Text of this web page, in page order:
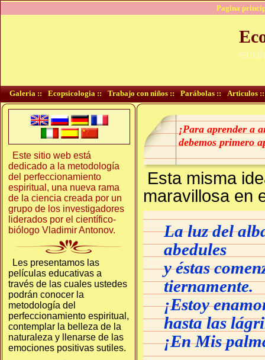
Pagina
Galeria :: Ecopsicologia :: Trabajo con niños :: Parábolas :: Articulos ::
Este sitio web está
dedicado a la metodología
del perfeccionamiento
espiritual, una nueva rama
de la ciencia creada por un
grupo de los investigadores
liderados por el científico-
biólogo Vladimir Antonov.
Les presentamos las
películas educativas a
través de las cuales ustedes
podrán conocer la
metodología del
perfeccionamiento espiritual,
contemplar la belleza de la
naturaleza y llenarse de las
emociones positivas sutiles.
¡Para aprender a
debemos primero
Esta misma
maravillosa en
La luz del
abedules
y éstas
tiernamente.
¡Estoy
hasta las
¡En Mis